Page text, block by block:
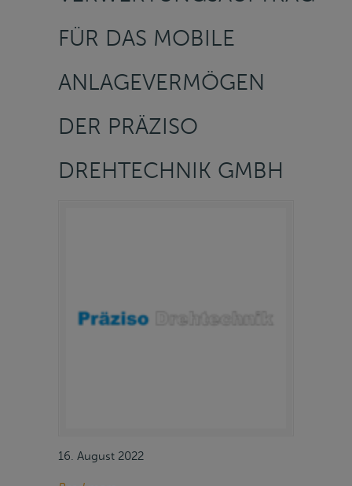
FÜR DAS MOBILE
ANLAGEVERMÖGEN
DER PRÄZISO
DREHTECHNIK GMBH
16. August 2022